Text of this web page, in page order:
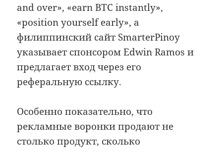
and over», «earn BTC instantly»,
«position yourself early», а
филиппинский сайт SmarterPinoy
указывает спонсором Edwin Ramos и
предлагает вход через его
реферальную ссылку.
Особенно показательно, что
рекламные воронки продают не
столько продукт, сколько